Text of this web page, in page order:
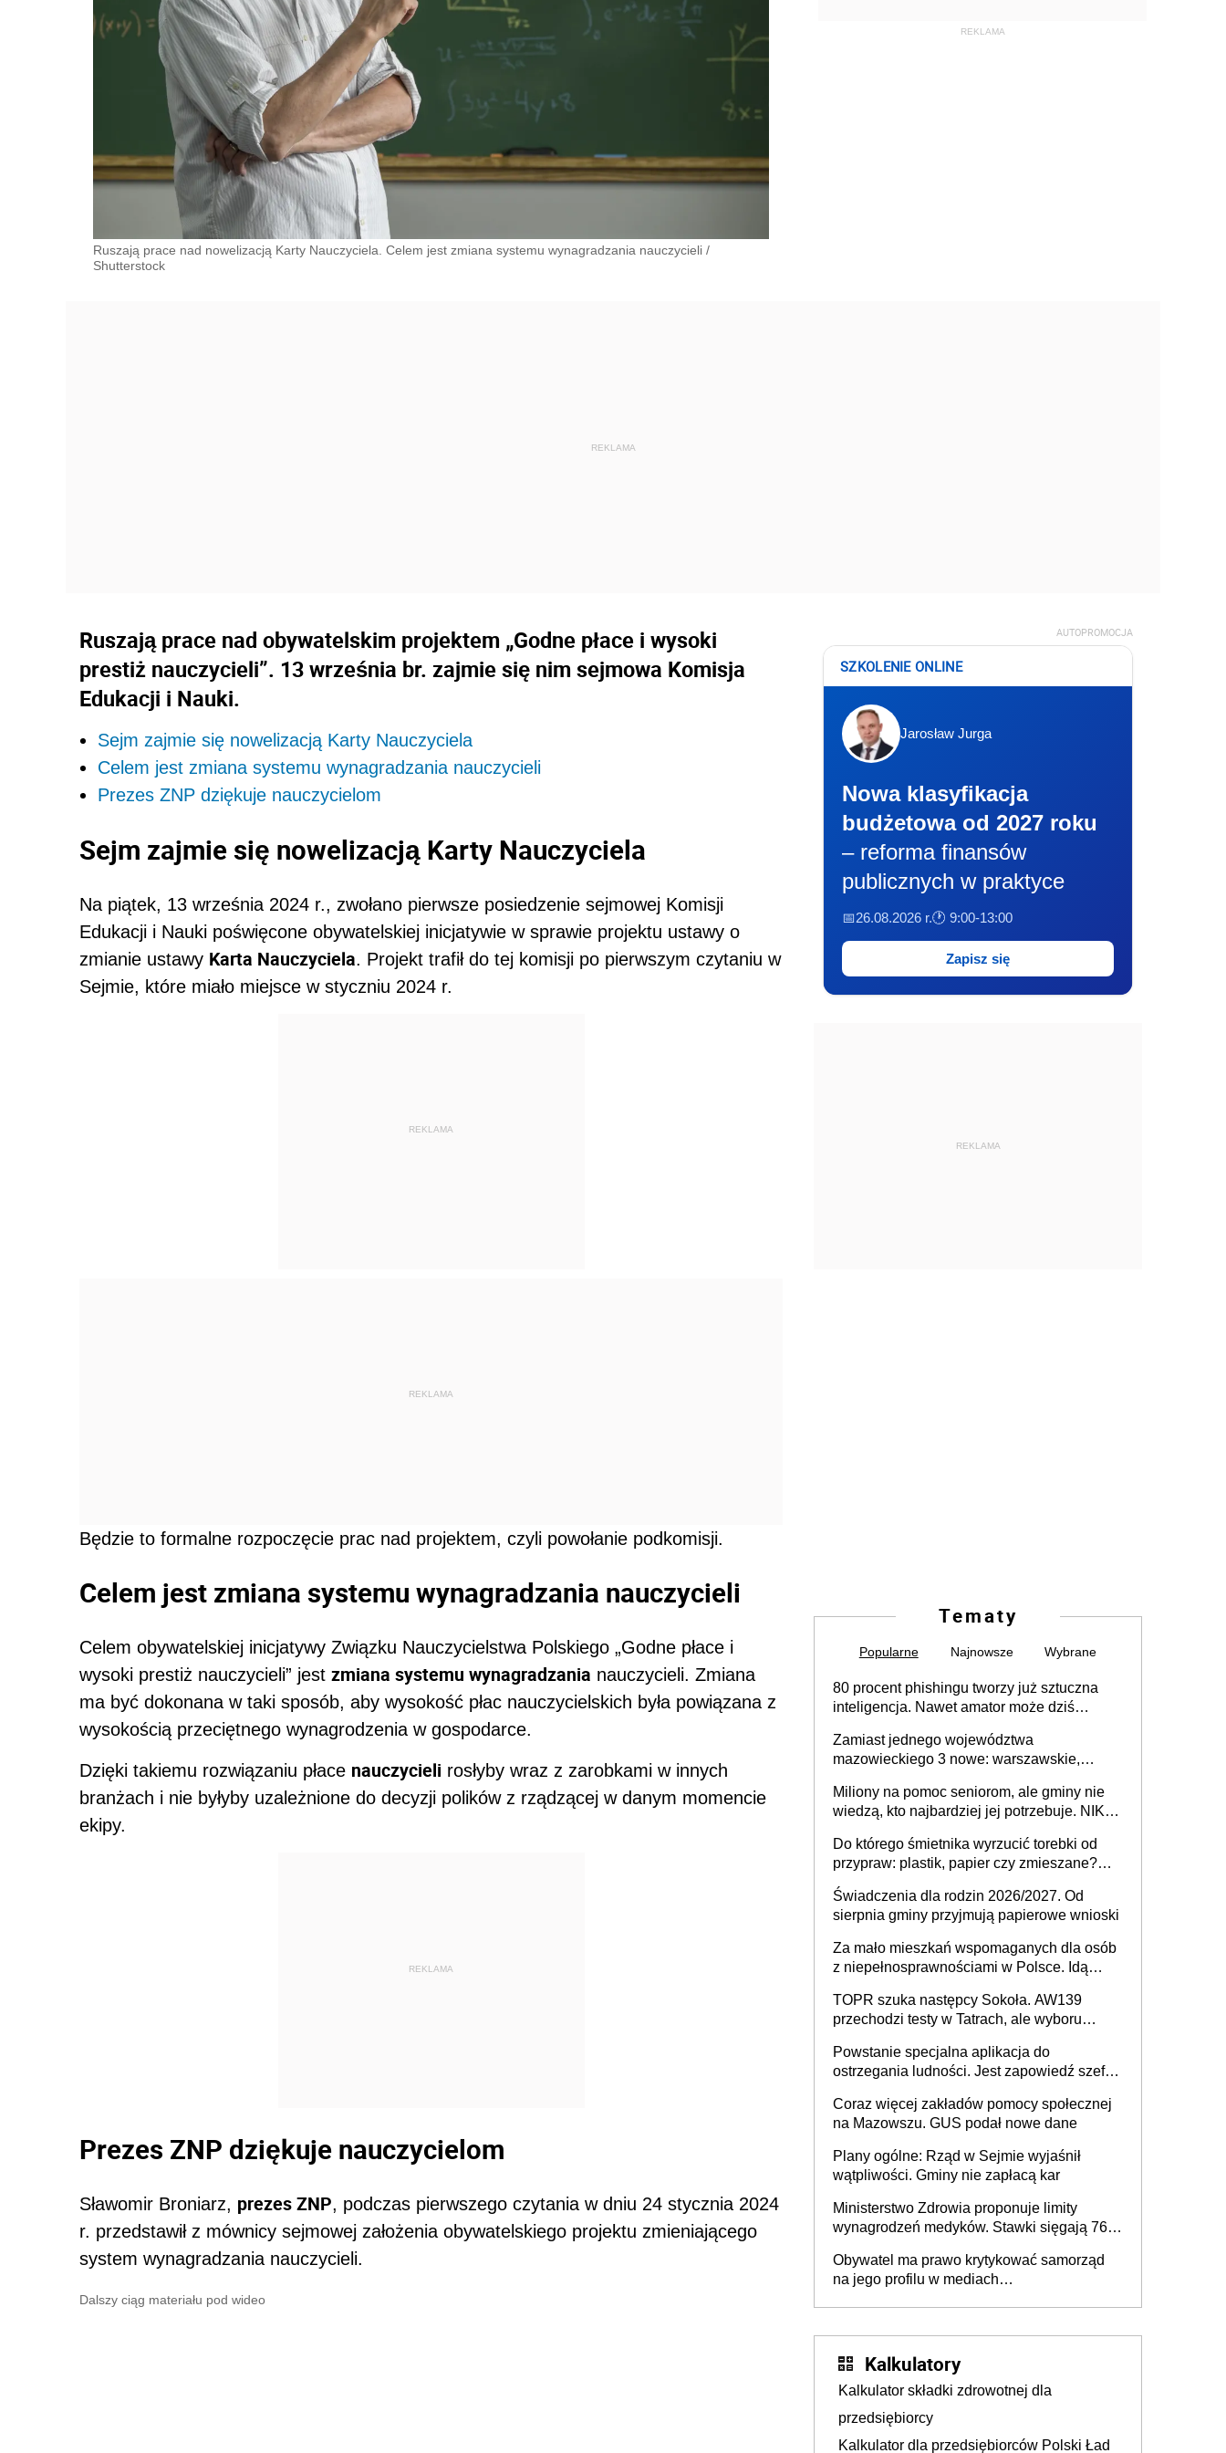
Ruszają prace nad nowelizacją Karty Nauczyciela. Celem jest zmiana systemu wynagradzania nauczycieli /
Shutterstock
Ruszają prace nad obywatelskim projektem „Godne płace i wysoki
prestiż nauczycieli”. 13 września br. zajmie się nim sejmowa Komisja
Edukacji i Nauki.
Sejm zajmie się nowelizacją Karty Nauczyciela
Celem jest zmiana systemu wynagradzania nauczycieli
Prezes ZNP dziękuje nauczycielom
Sejm zajmie się nowelizacją Karty Nauczyciela
Na piątek, 13 września 2024 r., zwołano pierwsze posiedzenie sejmowej Komisji
Edukacji i Nauki poświęcone obywatelskiej inicjatywie w sprawie projektu ustawy o
zmianie ustawy Karta Nauczyciela. Projekt trafił do tej komisji po pierwszym czytaniu w
Sejmie, które miało miejsce w styczniu 2024 r.
REKLAMA
REKLAMA
Będzie to formalne rozpoczęcie prac nad projektem, czyli powołanie podkomisji.
Celem jest zmiana systemu wynagradzania nauczycieli
Celem obywatelskiej inicjatywy Związku Nauczycielstwa Polskiego „Godne płace i
wysoki prestiż nauczycieli” jest zmiana systemu wynagradzania nauczycieli. Zmiana
ma być dokonana w taki sposób, aby wysokość płac nauczycielskich była powiązana z
wysokością przeciętnego wynagrodzenia w gospodarce.
Dzięki takiemu rozwiązaniu płace nauczycieli rosłyby wraz z zarobkami w innych
branżach i nie byłyby uzależnione do decyzji polików z rządzącej w danym momencie
ekipy.
REKLAMA
Prezes ZNP dziękuje nauczycielom
Sławomir Broniarz, prezes ZNP, podczas pierwszego czytania w dniu 24 stycznia 2024
r. przedstawił z mównicy sejmowej założenia obywatelskiego projektu zmieniającego
system wynagradzania nauczycieli.
Dalszy ciąg materiału pod wideo
AUTOPROMOCJA
SZKOLENIE ONLINE
Jarosław Jurga
Nowa klasyfikacja
budżetowa od 2027 roku
– reforma finansów
publicznych w praktyce
📅26.08.2026 r.🕐 9:00-13:00
Zapisz się
REKLAMA
Tematy
Popularne Najnowsze Wybrane
80 procent phishingu tworzy już sztuczna
inteligencja. Nawet amator może dziś
Zamiast jednego województwa
mazowieckiego 3 nowe: warszawskie,
Europie nie ma tak dużych jednostek
stołecznych
Miliony na pomoc seniorom, ale gminy nie
wiedzą, kto najbardziej jej potrzebuje. NIK
Do którego śmietnika wyrzucić torebki od
przypraw: plastik, papier czy zmieszane?
Świadczenia dla rodzin 2026/2027. Od
sierpnia gminy przyjmują papierowe wnioski
Za mało mieszkań wspomaganych dla osób
z niepełnosprawnościami w Polsce. Idą
TOPR szuka następcy Sokoła. AW139
przechodzi testy w Tatrach, ale wyboru
Powstanie specjalna aplikacja do
ostrzegania ludności. Jest zapowiedź szefa
Coraz więcej zakładów pomocy społecznej
na Mazowszu. GUS podał nowe dane
Plany ogólne: Rząd w Sejmie wyjaśnił
wątpliwości. Gminy nie zapłacą kar
Ministerstwo Zdrowia proponuje limity
wynagrodzeń medyków. Stawki sięgają 76,8
Obywatel ma prawo krytykować samorząd
na jego profilu w mediach
Kalkulatory
Kalkulator składki zdrowotnej dla
przedsiębiorcy
Kalkulator dla przedsiębiorców Polski Ład